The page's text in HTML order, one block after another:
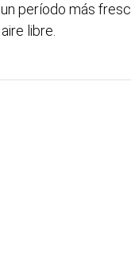
período más
libre.